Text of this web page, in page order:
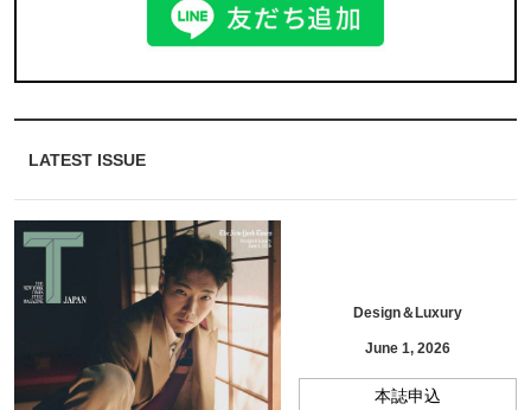
LATEST ISSUE
Design＆Luxury
June 1, 2026
本誌申込